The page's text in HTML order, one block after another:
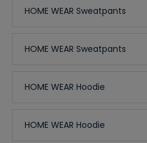
HOME WEAR Sweatpants
HOME WEAR Sweatpants
HOME WEAR Hoodie
HOME WEAR Hoodie